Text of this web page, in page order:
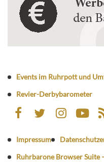
Events im Ruhrpott und
Revier-Derbybarometer
Impressum
Ruhrbarone Browser Suite